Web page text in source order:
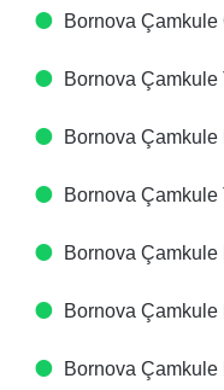
Bornova Çamkule
Bornova Çamkule
Bornova Çamkule
Bornova Çamkule
Bornova
Bornova Çamkule
Bornova Çamkule